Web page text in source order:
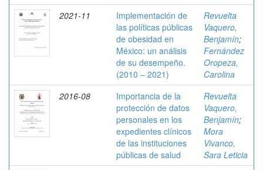
2021-11
Implementación de
las políticas públicas
de obesidad en
México: un análisis
de su desempeño.
(2010 – 2021)
Revuelta
Vaquero,
Benjamín;
Fernández
Oropeza,
Carolina
2016-08
Importancia de la
protección de datos
personales en los
expedientes clínicos
de las instituciones
públicas de salud
Revuelta
Vaquero,
Benjamín;
Mora
Vivanco,
Sara Leticia